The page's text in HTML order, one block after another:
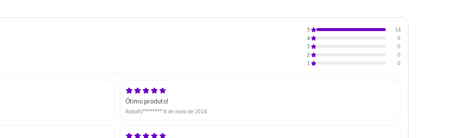
5
14
4
0
3
0
2
0
1
0
Ótimo produto!
Rodolfo******** 8 de maio de 2024